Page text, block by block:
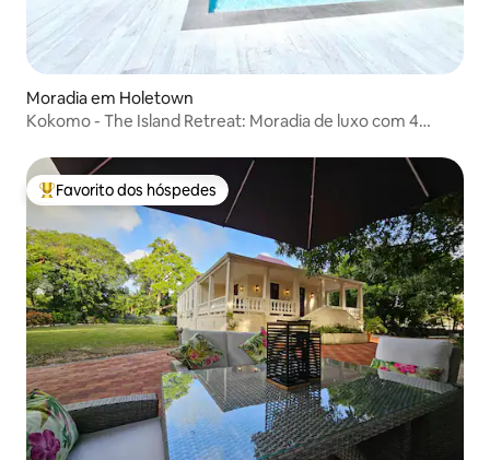
Moradia em Holetown
Kokomo - The Island Retreat: Moradia de luxo com 4
Favoritos dos hóspedes mais apreciados
Favorito dos hóspedes